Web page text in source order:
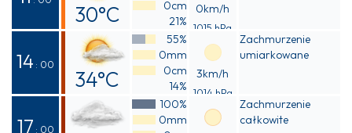
30°C
Odczuwalna
28°C
0cm
21%
0km/h
1015 hPa
14 : 00
34°C
Odczuwalna
32°C
55%
0mm
0cm
14%
3km/h
1014 hPa
Zachmurzenie
umiarkowane
17 : 00
100%
0mm
Zachmurzenie
całkowite